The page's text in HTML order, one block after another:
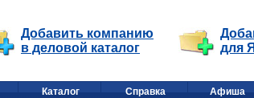
Добавить компанию
в деловой каталог
для
Каталог Справка Афиша